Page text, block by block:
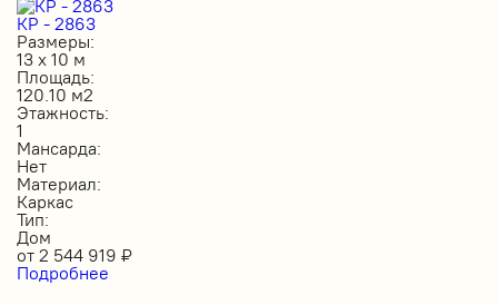
КР - 2863
Размеры:
13 х 10 м
Площадь:
120.10 м2
Этажность:
1
Мансарда:
Нет
Материал:
Каркас
Тип:
Дом
от 2 544 919 ₽
Подробнее